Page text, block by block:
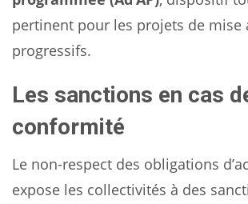
pertinent pour les projets de mise
progressifs.
Les sanctions en cas
conformité
Le non-respect des obligations
expose les collectivités à des